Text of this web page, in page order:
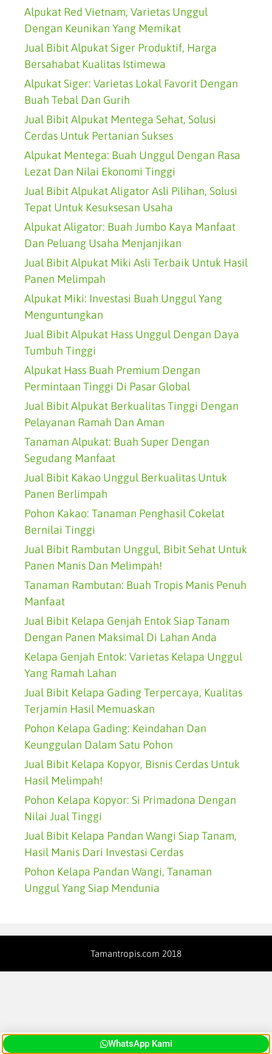
Alpukat Red Vietnam, Varietas Unggul
Dengan Keunikan Yang Memikat
Jual Bibit Alpukat Siger Produktif, Harga
Bersahabat Kualitas Istimewa
Alpukat Siger: Varietas Lokal Favorit Dengan
Buah Tebal Dan Gurih
Jual Bibit Alpukat Mentega Sehat, Solusi
Cerdas Untuk Pertanian Sukses
Alpukat Mentega: Buah Unggul Dengan Rasa
Lezat Dan Nilai Ekonomi Tinggi
Jual Bibit Alpukat Aligator Asli Pilihan, Solusi
Tepat Untuk Kesuksesan Usaha
Alpukat Aligator: Buah Jumbo Kaya Manfaat
Dan Peluang Usaha Menjanjikan
Jual Bibit Alpukat Miki Asli Terbaik Untuk Hasil
Panen Melimpah
Alpukat Miki: Investasi Buah Unggul Yang
Menguntungkan
Jual Bibit Alpukat Hass Unggul Dengan Daya
Tumbuh Tinggi
Alpukat Hass Buah Premium Dengan
Permintaan Tinggi Di Pasar Global
Jual Bibit Alpukat Berkualitas Tinggi Dengan
Pelayanan Ramah Dan Aman
Tanaman Alpukat: Buah Super Dengan
Segudang Manfaat
Jual Bibit Kakao Unggul Berkualitas Untuk
Panen Berlimpah
Pohon Kakao: Tanaman Penghasil Cokelat
Bernilai Tinggi
Jual Bibit Rambutan Unggul, Bibit Sehat Untuk
Panen Manis Dan Melimpah!
Tanaman Rambutan: Buah Tropis Manis Penuh
Manfaat
Jual Bibit Kelapa Genjah Entok Siap Tanam
Dengan Panen Maksimal Di Lahan Anda
Kelapa Genjah Entok: Varietas Kelapa Unggul
Yang Ramah Lahan
Jual Bibit Kelapa Gading Terpercaya, Kualitas
Terjamin Hasil Memuaskan
Pohon Kelapa Gading: Keindahan Dan
Keunggulan Dalam Satu Pohon
Jual Bibit Kelapa Kopyor, Bisnis Cerdas Untuk
Hasil Melimpah!
Pohon Kelapa Kopyor: Si Primadona Dengan
Nilai Jual Tinggi
Jual Bibit Kelapa Pandan Wangi Siap Tanam,
Hasil Manis Dari Investasi Cerdas
Pohon Kelapa Pandan Wangi, Tanaman
Unggul Yang Siap Mendunia
Tamantropis.com 2018
WhatsApp Kami